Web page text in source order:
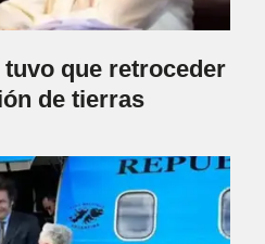
que retroceder
de tierras